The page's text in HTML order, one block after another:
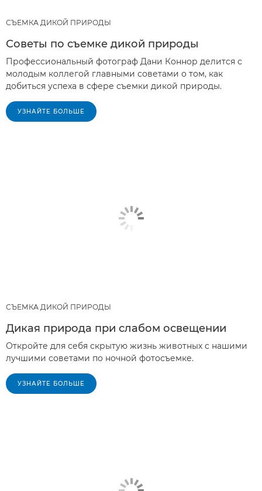
СЪЕМКА ДИКОЙ ПРИРОДЫ
Советы по съемке дикой природы
Профессиональный фотограф Дани Коннор делится с
молодым коллегой главными советами о том, как
добиться успеха в сфере съемки дикой природы.
УЗНАЙТЕ БОЛЬШЕ
СЪЕМКА ДИКОЙ ПРИРОДЫ
Дикая природа при слабом освещении
Откройте для себя скрытую жизнь животных с нашими
лучшими советами по ночной фотосъемке.
УЗНАЙТЕ БОЛЬШЕ